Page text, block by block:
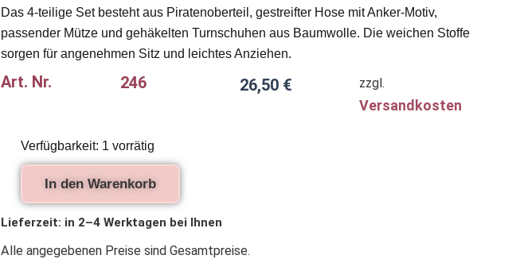
Das 4-teilige Set besteht aus Piratenoberteil, gestreifter Hose mit Anker-Motiv,
passender Mütze und gehäkelten Turnschuhen aus Baumwolle. Die weichen Stoffe
sorgen für angenehmen Sitz und leichtes Anziehen.
Art. Nr. 246 26,50 € zzgl.
Versandkosten
Verfügbarkeit: 1 vorrätig
Puppenanzug
Piraten
43
–
Puppenkleidungs
mit
In den Warenkorb
Lieferzeit: in 2–4 Werktagen bei Ihnen
Alle angegebenen Preise sind Gesamtpreise.